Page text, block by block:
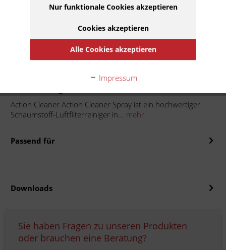
In denWarenkorb
Action Cleaner Action Cleaner Spray ist ein hochwertiger
Schaumstoff-Luftfilterreiniger in... mehr
Passend für
Downloads
Sie haben Fragen zu unseren Produkten
oder brauchen eine Beratung?
Nur funktionale Cookies akzeptieren
Cookies akzeptieren
Alle Cookies akzeptieren
Impressum